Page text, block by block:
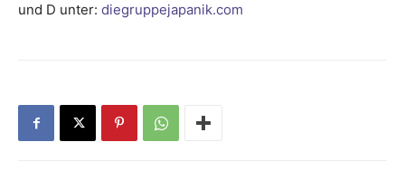
und D unter: diegruppeja­panik.com